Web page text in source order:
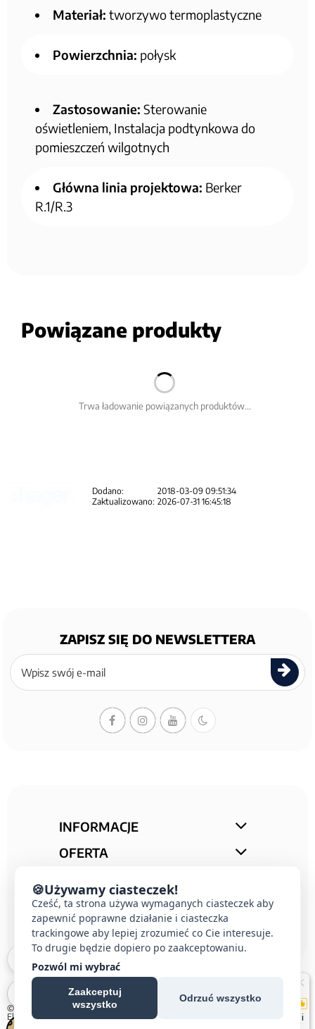
Materiał: tworzywo termoplastyczne
Powierzchnia: połysk
Zastosowanie: Sterowanie
oświetleniem, Instalacja podtynkowa do
pomieszczeń wilgotnych
Główna linia projektowa: Berker
R.1/R.3
Powiązane produkty
Trwa ładowanie powiązanych produktów...
Dodano:
2018-03-09 09:51:34
Zaktualizowano: 2026-07-31 16:45:18
ZAPISZ SIĘ DO NEWSLETTERA
Zapisz
się
newslettera
INFORMACJE
OFERTA
KONTAKT
© 2026 E-DOMUS |Kontakt Simon
Electric|
| All rights reserved
🍪Używamy ciasteczek!
Cześć, ta strona używa wymaganych ciasteczek aby
zapewnić poprawne działanie i ciasteczka
trackingowe aby lepiej zrozumieć co Cie interesuje.
To drugie będzie dopiero po zaakceptowaniu.
Pozwól mi wybrać
Zaakceptuj
wszystko
Odrzuć wszystko